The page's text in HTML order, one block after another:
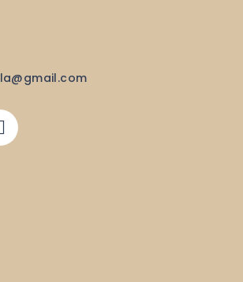
@gmail.com